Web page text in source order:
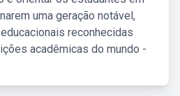
uma geração notável,
reconhecidas
acadêmicas do mundo -